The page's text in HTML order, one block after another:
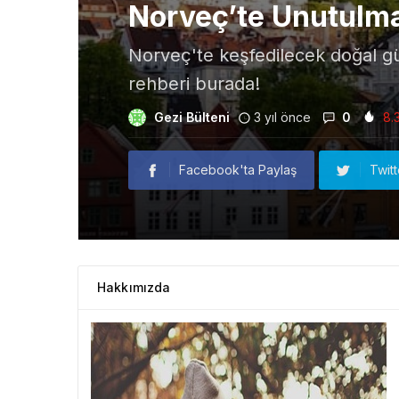
Norveç’te
Norveç'te keşfedilecek doğal
rehberi burada!
Gezi Bülteni 3 yıl önce 0
Facebook'ta Paylaş
Hakkımızda